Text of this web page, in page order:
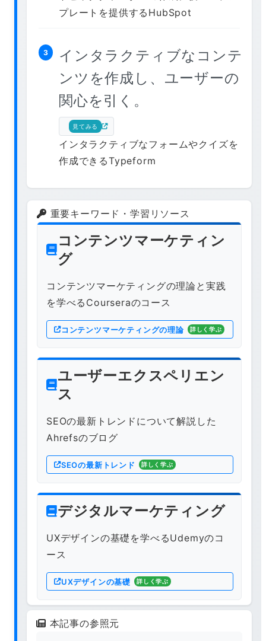
プレートを提供するHubSpot
3
インタラクティブなコンテ
ンツを作成し、ユーザーの
関心を引く。
見てみる
インタラクティブなフォームやクイズを
作成できるTypeform
重要キーワード・学習リソース
コンテンツマーケティン
グ
コンテンツマーケティングの理論と実践
を学べるCourseraのコース
コンテンツマーケティングの理論 詳しく学ぶ
ユーザーエクスペリエン
ス
SEOの最新トレンドについて解説した
Ahrefsのブログ
SEOの最新トレンド 詳しく学ぶ
デジタルマーケティング
UXデザインの基礎を学べるUdemyのコ
ース
UXデザインの基礎 詳しく学ぶ
本記事の参照元